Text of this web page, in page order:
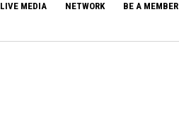
LIVE MEDIA NETWORK BE A MEMBER